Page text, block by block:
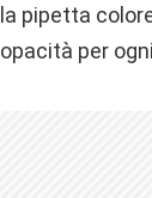
la pipetta
opacità per